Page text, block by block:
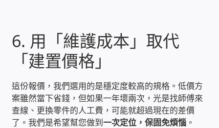
VMware
網路 到府檢測 連線設定
光纖網路
TP-Link TAIWAN(普聯技術)
6. 用「維護成本」取代
「建置價格」
這份報價，我們選用的是穩定度較高的規格。低價方
案雖然當下省錢，但如果一年壞兩次，光是找師傅來
查線、更換零件的人工費，可能就超過現在的差價
了。我們是希望幫您做到一次定位，保固免煩惱 。